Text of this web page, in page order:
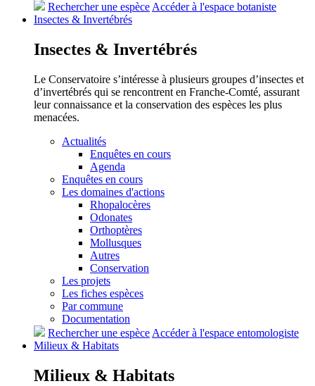
Rechercher une espèceAccéder à l'espace botaniste
Insectes & Invertébrés
Insectes & Invertébrés
Le Conservatoire s’intéresse à plusieurs groupes d’insectes et
d’invertébrés qui se rencontrent en Franche-Comté, assurant
leur connaissance et la conservation des espèces les plus
menacées.
Actualités
Enquêtes en cours
Agenda
Enquêtes en cours
Les domaines d'actions
Rhopalocères
Odonates
Orthoptères
Mollusques
Autres
Conservation
Les projets
Les fiches espèces
Par commune
Documentation
Rechercher une espèce Accéder à l'espace entomologiste
Milieux & Habitats
Milieux & Habitats